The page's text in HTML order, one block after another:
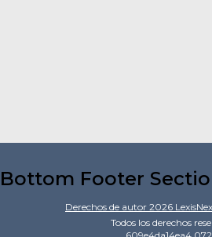
Bottom Footer
Derechos de autor 2026
Todos los derechos